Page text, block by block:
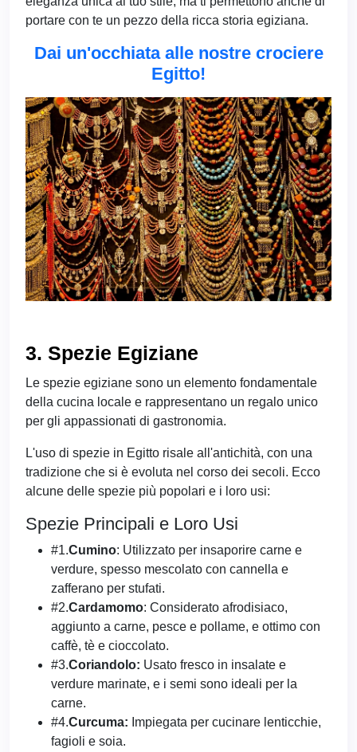
portare con te un pezzo della ricca storia egiziana.
Dai un'occhiata alle nostre crociere
Egitto!
3. Spezie Egiziane
Le spezie egiziane sono un elemento fondamentale
della cucina locale e rappresentano un regalo unico
per gli appassionati di gastronomia.
L'uso di spezie in Egitto risale all'antichità, con una
tradizione che si è evoluta nel corso dei secoli. Ecco
alcune delle spezie più popolari e i loro usi:
Spezie Principali e Loro Usi
#1.Cumino: Utilizzato per insaporire carne e
verdure, spesso mescolato con cannella e
zafferano per stufati.
#2.Cardamomo: Considerato afrodisiaco,
aggiunto a carne, pesce e pollame, e ottimo con
caffè, tè e cioccolato.
#3.Coriandolo: Usato fresco in insalate e
verdure marinate, e i semi sono ideali per la
carne.
#4.Curcuma: Impiegata per cucinare lenticchie,
fagioli e soia.